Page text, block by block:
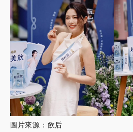
圖片來源：飲后